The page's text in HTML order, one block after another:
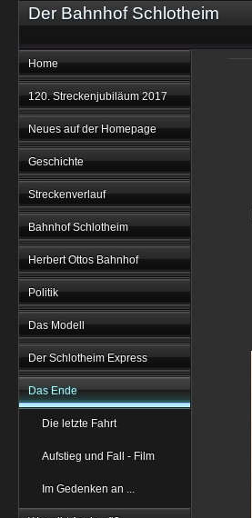
Der Bahnhof Schlotheim
Home
120. Streckenjubiläum 2017
Neues auf der Homepage
Geschichte
Streckenverlauf
Bahnhof Schlotheim
Herbert Ottos Bahnhof
Politik
Das Modell
Der Schlotheim Express
Das Ende
Die letzte Fahrt
Aufstieg und Fall - Film
Im Gedenken an ...